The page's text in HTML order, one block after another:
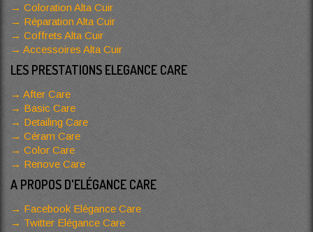
Coloration Alta Cuir
Réparation Alta Cuir
Coffrets Alta Cuir
Accessoires Alta Cuir
LES PRESTATIONS ELEGANCE CARE
After Care
Basic Care
Detailing Care
Céram Care
Color Care
Renove Care
A PROPOS D'ELÉGANCE CARE
Facebook Elégance Care
Twitter Elégance Care